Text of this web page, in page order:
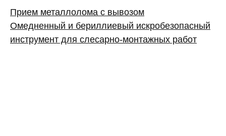
Прием металлолома с вывозом
Омедненный и бериллиевый искробезопасный
инструмент для слесарно-монтажных работ